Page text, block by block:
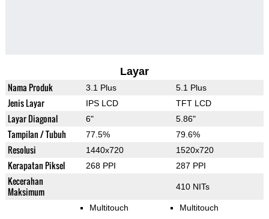
Layar
Nama Produk 3.1 Plus 5.1 Plus
Jenis Layar IPS LCD TFT LCD
Layar Diagonal 6" 5.86"
Tampilan / Tubuh 77.5% 79.6%
Resolusi 1440x720 1520x720
Kerapatan Piksel 268 PPI 287 PPI
Kecerahan
Maksimum
410 NITs
Multitouch Multitouch